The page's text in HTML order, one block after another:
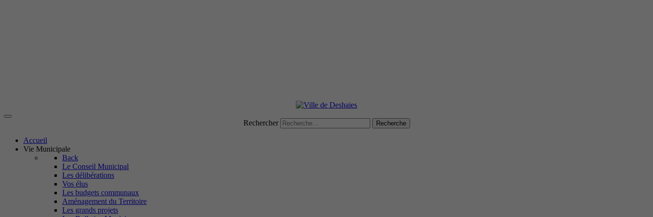
Rechercher Recherche
Accueil
Vie Municipale
Back
Le Conseil Municipal
Les délibérations
Vos élus
Les budgets communaux
Aménagement du Territoire
Les grands projets